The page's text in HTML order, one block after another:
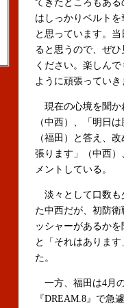
てきたところもある
はしっかりベルトを
と思っています。当
ると思うので、ぜひ
ください。楽しん
ように頑張ってい
現在の心境を聞か
（中西）、「明日
（福田）と答え、
張ります」（中西
メントしている。
淡々として口数も
た中西だが、初防衛
ッシャーがあるかを
と「それはあります
た。
一方、福田は4月
『DREAM.8』で急